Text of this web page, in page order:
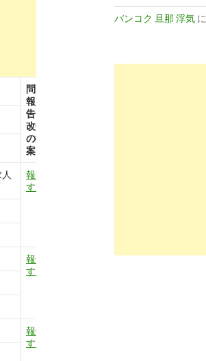
問題
報
告・
改善
の提
案
報告
する
報告
する
報告
する
バンコク 旦那 浮気 に